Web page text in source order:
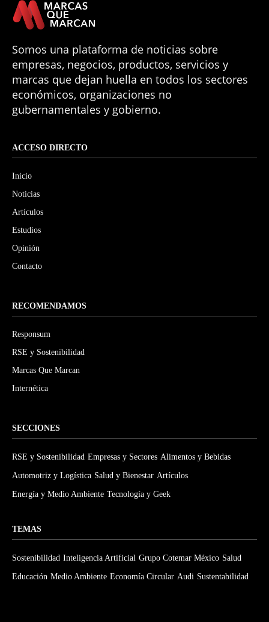
Somos una plataforma de noticias sobre
empresas, negocios, productos, servicios y
marcas que dejan huella en todos los sectores
económicos, organizaciones no
gubernamentales y gobierno.
ACCESO DIRECTO
Inicio
Noticias
Artículos
Estudios
Opinión
Contacto
RECOMENDAMOS
Responsum
RSE y Sostenibilidad
Marcas Que Marcan
Internética
SECCIONES
RSE y Sostenibilidad Empresas y Sectores Alimentos y Bebidas
Automotriz y Logística Salud y Bienestar Artículos
Energía y Medio Ambiente Tecnología y Geek
TEMAS
Sostenibilidad Inteligencia Artificial Grupo Cotemar México Salud
Educación Medio Ambiente Economía Circular Audi Sustentabilidad